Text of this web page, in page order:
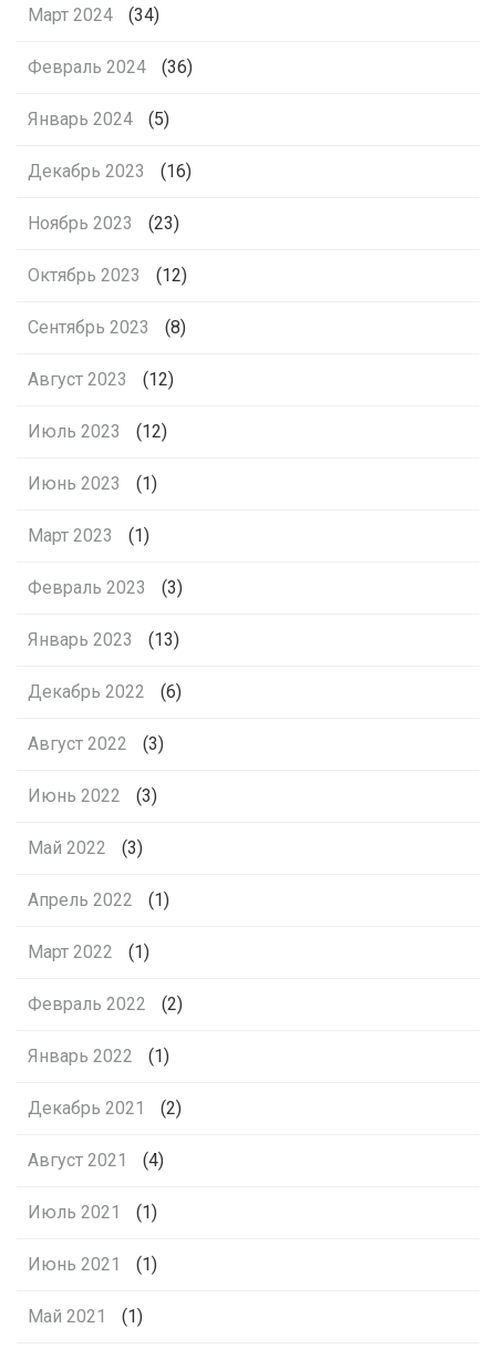
Март 2024 (34)
Февраль 2024 (36)
Январь 2024 (5)
Декабрь 2023 (16)
Ноябрь 2023 (23)
Октябрь 2023 (12)
Сентябрь 2023 (8)
Август 2023 (12)
Июль 2023 (12)
Июнь 2023 (1)
Март 2023 (1)
Февраль 2023 (3)
Январь 2023 (13)
Декабрь 2022 (6)
Август 2022 (3)
Июнь 2022 (3)
Май 2022 (3)
Апрель 2022 (1)
Март 2022 (1)
Февраль 2022 (2)
Январь 2022 (1)
Декабрь 2021 (2)
Август 2021 (4)
Июль 2021 (1)
Июнь 2021 (1)
Май 2021 (1)